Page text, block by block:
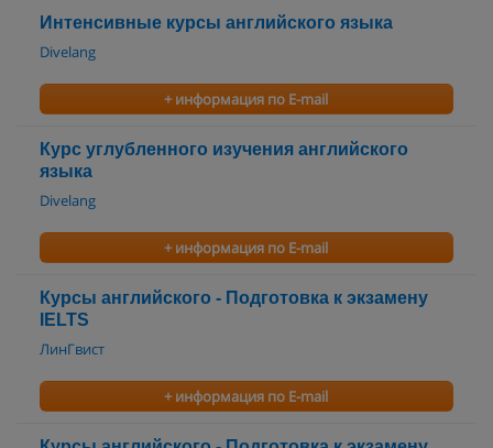
Интенсивные курсы английского языка
Divelang
+ информация по E-mail
Курс углубленного изучения английского
языка
Divelang
+ информация по E-mail
Курсы английского - Подготовка к экзамену
IELTS
ЛинГвист
+ информация по E-mail